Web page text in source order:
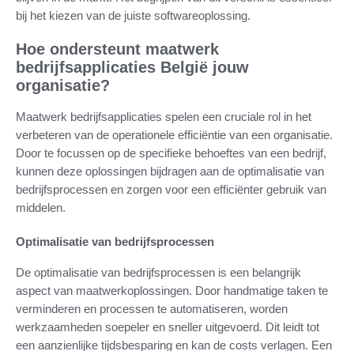
bij het kiezen van de juiste softwareoplossing.
Hoe ondersteunt maatwerk
bedrijfsapplicaties België jouw
organisatie?
Maatwerk bedrijfsapplicaties spelen een cruciale rol in het
verbeteren van de operationele efficiëntie van een organisatie.
Door te focussen op de specifieke behoeftes van een bedrijf,
kunnen deze oplossingen bijdragen aan de optimalisatie van
bedrijfsprocessen en zorgen voor een efficiënter gebruik van
middelen.
Optimalisatie van bedrijfsprocessen
De optimalisatie van bedrijfsprocessen is een belangrijk
aspect van maatwerkoplossingen. Door handmatige taken te
verminderen en processen te automatiseren, worden
werkzaamheden soepeler en sneller uitgevoerd. Dit leidt tot
een aanzienlijke tijdsbesparing en kan de costs verlagen. Een